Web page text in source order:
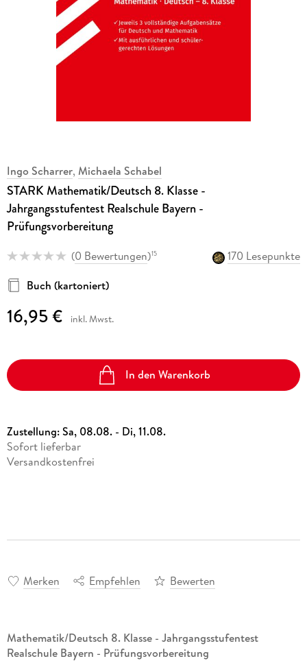
Ingo Scharrer, Michaela Schabel
STARK Mathematik/Deutsch 8. Klasse -
Jahrgangsstufentest Realschule Bayern -
Prüfungsvorbereitung
(0 Bewertungen)15
170 Lesepunkte
Buch (kartoniert)
16,95 € inkl. Mwst.
In den Warenkorb
Zustellung:Sa, 08.08. - Di, 11.08.
Sofort lieferbar
Versandkostenfrei
Merken Empfehlen Bewerten
Mathematik/Deutsch 8. Klasse - Jahrgangsstufentest
Realschule Bayern - Prüfungsvorbereitung